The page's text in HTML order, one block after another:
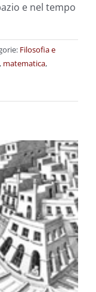
e nel tempo
Filosofia e
, matematica,